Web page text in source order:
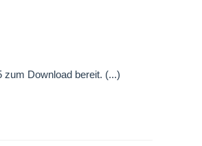
Download bereit. (...)